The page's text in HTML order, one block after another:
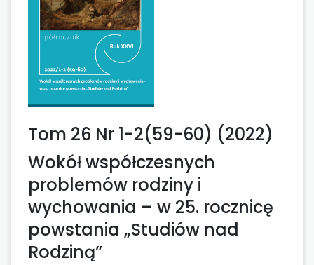
Tom 26 Nr 1-2(59-60) (2022)
Wokół współczesnych
problemów rodziny i
wychowania – w 25. rocznicę
powstania „Studiów nad
Rodziną”